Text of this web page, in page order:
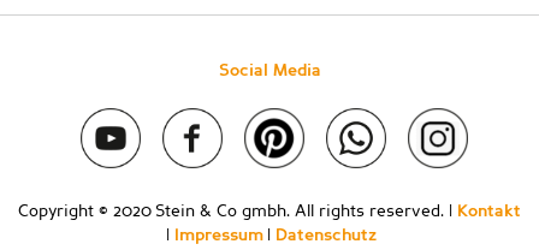
Social Media
Copyright © 2020 Stein & Co gmbh. All rights reserved. |
Kontakt
Impressum Datenschutz